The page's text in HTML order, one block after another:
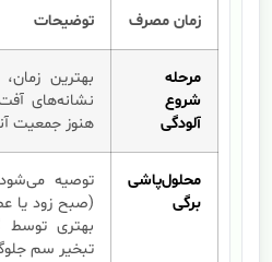
زمان مصرف توضیحات
مرحله
شروع
آلودگی
بهترین
نشانه‌های
هنوز جمعیت
محلول‌پاشی
برگی
توصیه
(صبح زود یا
بهتری توسط
تبخیر سم